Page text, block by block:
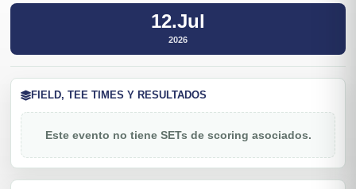
12.Jul
2026
FIELD, TEE TIMES Y RESULTADOS
Este evento no tiene SETs de scoring asociados.